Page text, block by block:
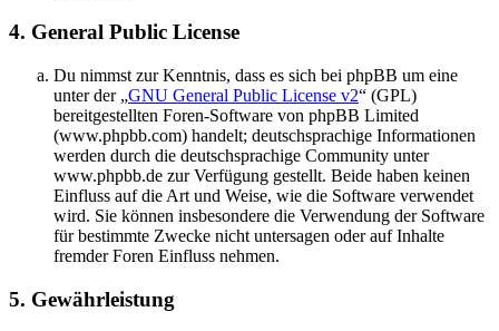
4. General Public License
Du nimmst zur Kenntnis, dass es sich bei phpBB um eine
unter der „GNU General Public License v2“ (GPL)
bereitgestellten Foren-Software von phpBB Limited
(www.phpbb.com) handelt; deutschsprachige Informationen
werden durch die deutschsprachige Community unter
www.phpbb.de zur Verfügung gestellt. Beide haben keinen
Einfluss auf die Art und Weise, wie die Software verwendet
wird. Sie können insbesondere die Verwendung der Software
für bestimmte Zwecke nicht untersagen oder auf Inhalte
fremder Foren Einfluss nehmen.
5. Gewährleistung